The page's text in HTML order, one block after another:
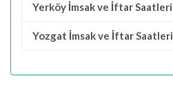
Yerköy İmsak ve İftar Saatleri
Yozgat İmsak ve İftar Saatleri